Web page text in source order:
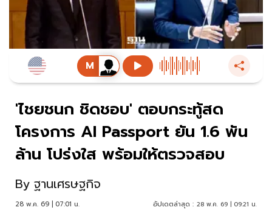
'ไชยชนก ชิดชอบ' ตอบกระทู้สด
โครงการ AI Passport ยัน 1.6 พัน
ล้าน โปร่งใส พร้อมให้ตรวจสอบ
By ฐานเศรษฐกิจ
28 พ.ค. 69 | 07:01 น. อัปเดตล่าสุด : 28 พ.ค. 69 | 09:21 น.